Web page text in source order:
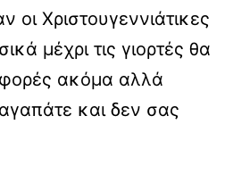
Χριστουγεννιάτικες
μέχρι τις γιορτές θα
φορές ακόμα αλλά
και δεν σας